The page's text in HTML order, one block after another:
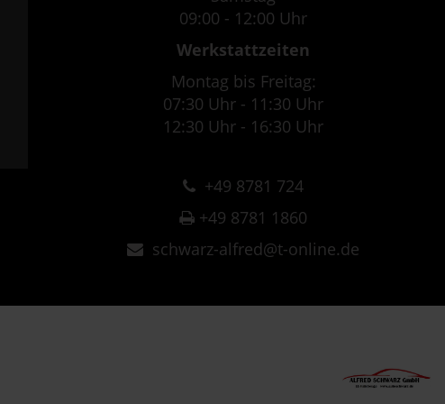
09:00 - 12:00 Uhr
Werkstattzeiten
Montag bis Freitag:
07:30 Uhr - 11:30 Uhr
12:30 Uhr - 16:30 Uhr
+49 8781 724
+49 8781 1860
schwarz-alfred@t-online.de